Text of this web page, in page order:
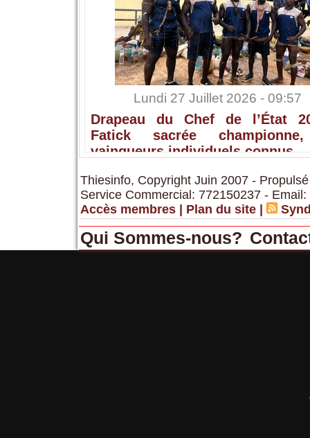
Lundi 27 Juillet 2026 - 09:57
Drapeau du Chef de l’État
Fatick sacrée
vainqueurs individuels connus
Thiesinfo, Copyright Juin 2007 -
Service Commercial: 772150237 -
Accès membres | Plan du site |
Qui Sommes-nous?